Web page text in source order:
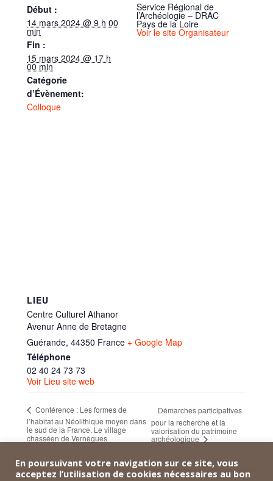
Début :
14 mars 2024 @ 9 h 00
min
Fin :
15 mars 2024 @ 17 h
00 min
Catégorie
d’Évènement:
Colloque
Service Régional de
l’Archéologie – DRAC
Pays de la Loire
Voir le site Organisateur
LIEU
Centre Culturel Athanor
Avenur Anne de Bretagne
Guérande, 44350 France + Google Map
Téléphone
02 40 24 73 73
Voir Lieu site web
Conférence : Les formes de
l’habitat au Néolithique moyen dans
le sud de la France, Le village
chasséen de Vernègues
Démarches participatives
pour la recherche et la
valorisation du patrimoine
archéologique
En poursuivant votre navigation sur ce site, vous
acceptez l’utilisation de cookies nécessaires au bon